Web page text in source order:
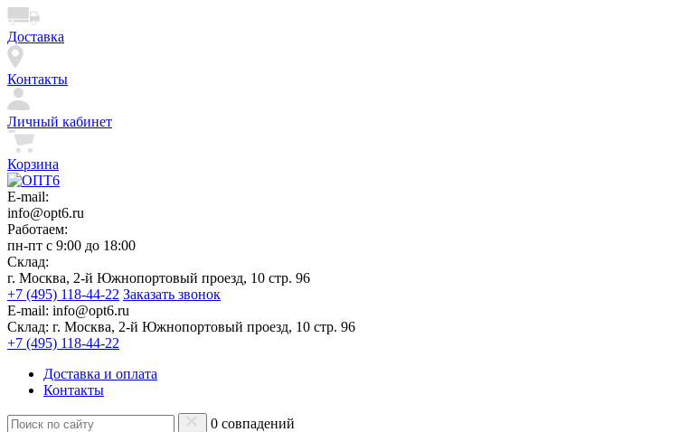
Доставка
Контакты
Личный кабинет
Корзина
E-mail:
info@opt6.ru
Работаем:
пн-пт с 9:00 до 18:00
Склад:
г. Москва, 2-й Южнопортовый проезд, 10 стр. 96
+7 (495) 118-44-22 Заказать звонок
E-mail: info@opt6.ru
Склад: г. Москва, 2-й Южнопортовый проезд, 10 стр. 96
+7 (495) 118-44-22
Доставка и оплата
Контакты
0 совпадений